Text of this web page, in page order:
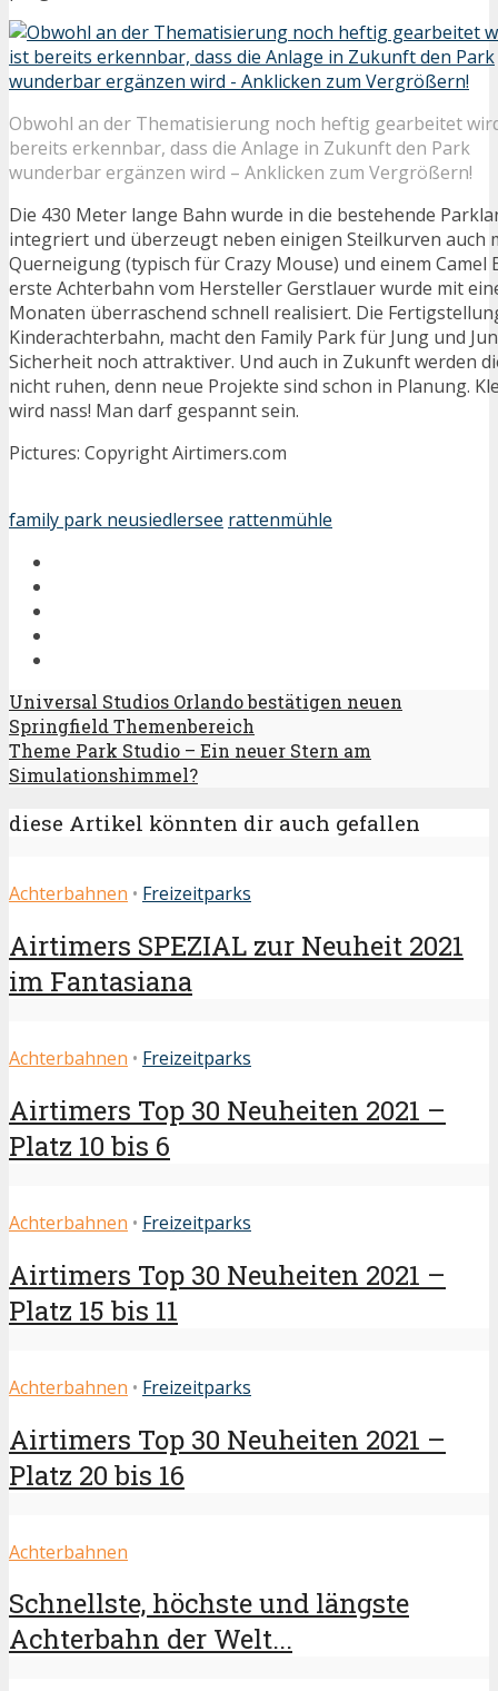
Obwohl an der Thematisierung noch heftig gearbeitet
bereits erkennbar, dass die Anlage in Zukunft den Park
wunderbar ergänzen wird – Anklicken zum Vergrößern!
Die 430 Meter lange Bahn wurde in die bestehende
integriert und überzeugt neben einigen Steilkurven auch
Querneigung (typisch für Crazy Mouse) und einem Camel
erste Achterbahn vom Hersteller Gerstlauer wurde mit
Monaten überraschend schnell realisiert. Die
Kinderachterbahn, macht den Family Park für Jung und
Sicherheit noch attraktiver. Und auch in Zukunft werden
nicht ruhen, denn neue Projekte sind schon in Planung.
wird nass! Man darf gespannt sein.
Pictures: Copyright Airtimers.com
family park neusiedlersee rattenmühle
Universal Studios Orlando bestätigen neuen
Springfield Themenbereich
Theme Park Studio – Ein neuer Stern am
Simulationshimmel?
diese Artikel könnten dir auch gefallen
Achterbahnen • Freizeitparks
Airtimers SPEZIAL zur Neuheit 2021
im Fantasiana
Achterbahnen • Freizeitparks
Airtimers Top 30 Neuheiten 2021 –
Platz 10 bis 6
Achterbahnen • Freizeitparks
Airtimers Top 30 Neuheiten 2021 –
Platz 15 bis 11
Achterbahnen • Freizeitparks
Airtimers Top 30 Neuheiten 2021 –
Platz 20 bis 16
Achterbahnen
Schnellste, höchste und längste
Achterbahn der Welt...